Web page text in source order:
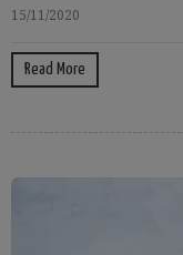
15/11/2020
Read More